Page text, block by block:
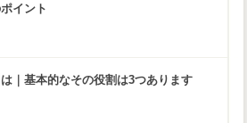
イント
｜基本的なその役割は3つあります